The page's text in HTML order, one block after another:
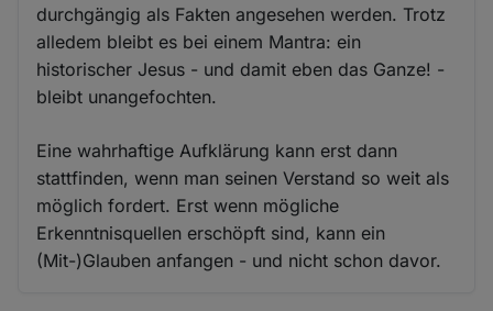
durchgängig als Fakten angesehen werden. Trotz
alledem bleibt es bei einem Mantra: ein
historischer Jesus - und damit eben das Ganze! -
bleibt unangefochten.
Eine wahrhaftige Aufklärung kann erst dann
stattfinden, wenn man seinen Verstand so weit als
möglich fordert. Erst wenn mögliche
Erkenntnisquellen erschöpft sind, kann ein
(Mit-)Glauben anfangen - und nicht schon davor.